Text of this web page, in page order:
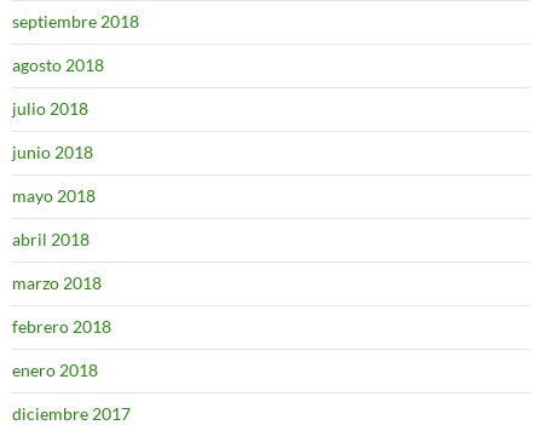
septiembre 2018
agosto 2018
julio 2018
junio 2018
mayo 2018
abril 2018
marzo 2018
febrero 2018
enero 2018
diciembre 2017